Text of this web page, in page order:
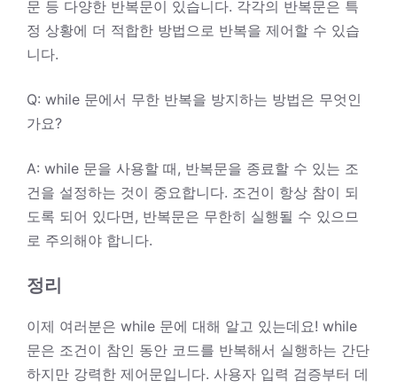
문 등 다양한 반복문이 있습니다. 각각의 반복문은 특
정 상황에 더 적합한 방법으로 반복을 제어할 수 있습
니다.
Q: while 문에서 무한 반복을 방지하는 방법은 무엇인
가요?
A: while 문을 사용할 때, 반복문을 종료할 수 있는 조
건을 설정하는 것이 중요합니다. 조건이 항상 참이 되
도록 되어 있다면, 반복문은 무한히 실행될 수 있으므
로 주의해야 합니다.
정리
이제 여러분은 while 문에 대해 알고 있는데요! while
문은 조건이 참인 동안 코드를 반복해서 실행하는 간단
하지만 강력한 제어문입니다. 사용자 입력 검증부터 데